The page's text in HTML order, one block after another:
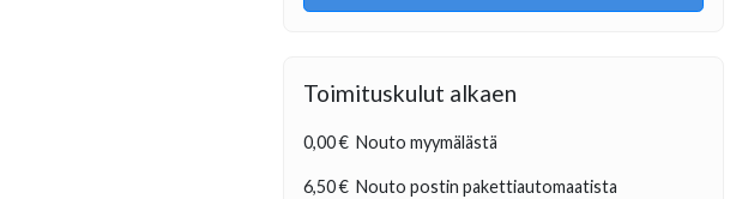
Toimituskulut alkaen
0,00 € Nouto myymälästä
6,50 € Nouto postin pakettiautomaatista